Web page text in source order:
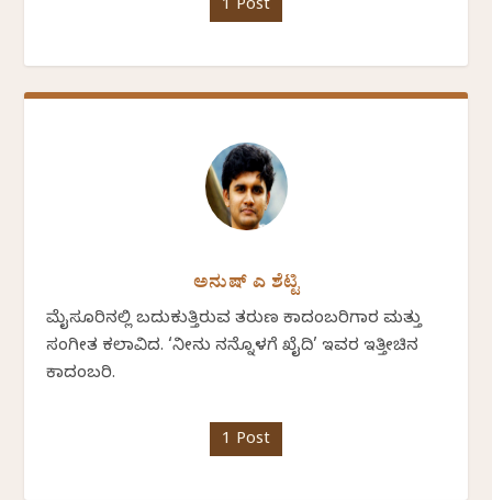
1 Post
ಅನುಷ್ ಎ ಶೆಟ್ಟಿ
ಮೈಸೂರಿನಲ್ಲಿ ಬದುಕುತ್ತಿರುವ ತರುಣ ಕಾದಂಬರಿಗಾರ ಮತ್ತು
ಸಂಗೀತ ಕಲಾವಿದ. ‘ನೀನು ನನ್ನೊಳಗೆ ಖೈದಿ’ ಇವರ ಇತ್ತೀಚಿನ
ಕಾದಂಬರಿ.
1 Post